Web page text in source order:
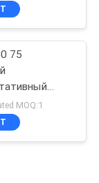
75
MOQ:1